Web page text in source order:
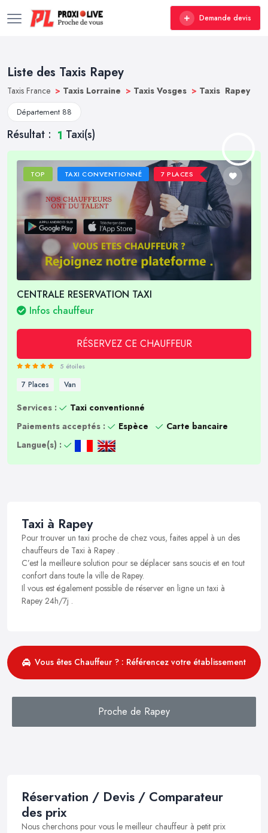
Demande devis
Liste des Taxis Rapey
Taxis France > Taxis Lorraine > Taxis Vosges > Taxis Rapey
Département 88
Résultat : 1 Taxi(s)
TOP TAXI CONVENTIONNÉ 7 PLACES
CENTRALE RESERVATION TAXI
Infos chauffeur
RÉSERVEZ CE CHAUFFEUR
5 étoiles
7 Places Van
Services :
Taxi conventionné
Paiements acceptés :
Espèce
Carte bancaire
Langue(s) :
Taxi à Rapey
Pour trouver un taxi proche de chez vous, faites appel à un des
chauffeurs de Taxi à Rapey .
C’est la meilleure solution pour se déplacer sans soucis et en tout
confort dans toute la ville de Rapey.
Il vous est également possible de réserver en ligne un taxi à
Rapey 24h/7j .
Vous êtes Chauffeur ? : Référencez votre établissement
Proche de Rapey
Réservation / Devis / Comparateur
des prix
Nous cherchons pour vous le meilleur chauffeur à petit prix